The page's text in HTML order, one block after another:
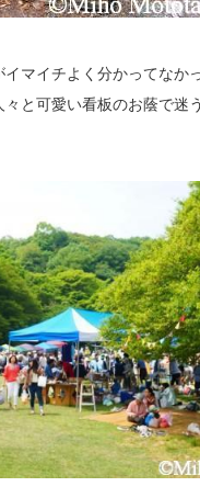
マイチよく分かってなか
と可愛い看板のお蔭で迷